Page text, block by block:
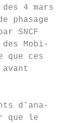
4 mars
phasage
SNCF
Mobi-
que ces
d’ana-
que le